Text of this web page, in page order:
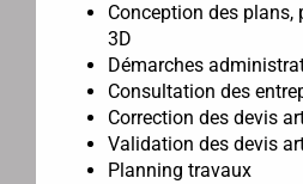
Conception des plans,
3D
Démarches
Consultation des
Correction des devis
Validation des devis
Planning travaux